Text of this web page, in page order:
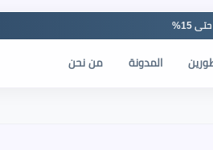
15%
المدونة من نحن